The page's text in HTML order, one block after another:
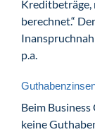
Kreditbeträge,
berechnet.“
p.a.
Beim
keine